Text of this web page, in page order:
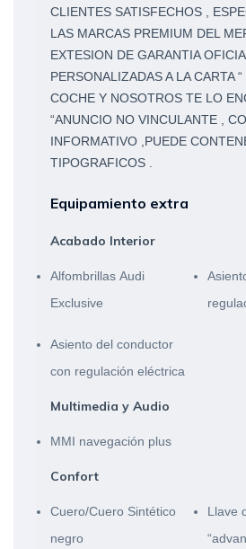
CLIENTES SATISFECHOS ,
LAS MARCAS PREMIUM DEL
EXTESION DE GARANTIA
PERSONALIZADAS A LA CARTA
COCHE Y NOSOTROS TE LO
“ANUNCIO NO VINCULANTE ,
INFORMATIVO ,PUEDE
TIPOGRAFICOS .
Equipamiento extra
Acabado Interior
Alfombrillas Audi
Exclusive
Asiento del conductor
con regulación eléctrica
Multimedia y Audio
MMI navegación plus
Confort
Cuero/Cuero Sintético
negro
Llave